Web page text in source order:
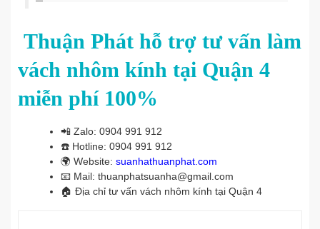
Thuận Phát hỗ trợ tư vấn làm
vách nhôm kính tại Quận 4
miễn phí 100%
📲 Zalo: 0904 991 912
☎️ Hotline: 0904 991 912
🌍 Website: suanhathuanphat.com
📧 Mail: thuanphatsuanha@gmail.com
🏠 Địa chỉ tư vấn vách nhôm kính tại Quận 4